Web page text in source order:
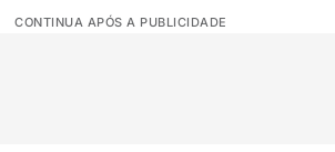
CONTINUA APÓS A PUBLICIDADE